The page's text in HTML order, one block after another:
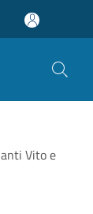
Vito e